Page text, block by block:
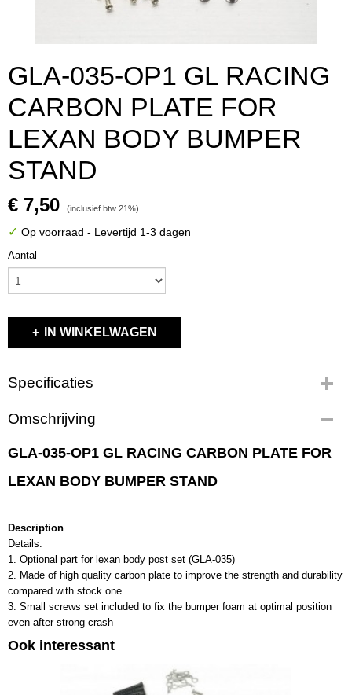
GLA-035-OP1 GL RACING
CARBON PLATE FOR
LEXAN BODY BUMPER
STAND
€ 7,50 (inclusief btw 21%)
✓ Op voorraad - Levertijd 1-3 dagen
Aantal
IN WINKELWAGEN
Specificaties
Productcode
GLA-035-OP1
EAN code
Productcode leverancier
0,10 Kg
Omschrijving
GLA-035-OP1 GL RACING CARBON PLATE FOR
LEXAN BODY BUMPER STAND
Description
Details:
1. Optional part for lexan body post set (GLA-035)
2. Made of high quality carbon plate to improve the strength and durability
compared with stock one
3. Small screws set included to fix the bumper foam at optimal position
even after strong crash
Ook interessant